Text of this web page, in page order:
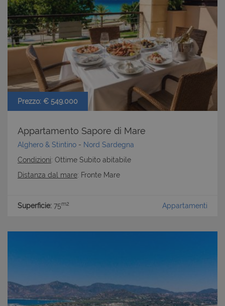
Prezzo: € 549.000
Appartamento Sapore di Mare
Alghero & Stintino - Nord Sardegna
Condizioni: Ottime Subito abitabile
Distanza dal mare: Fronte Mare
Superficie: 75m2 Appartamenti